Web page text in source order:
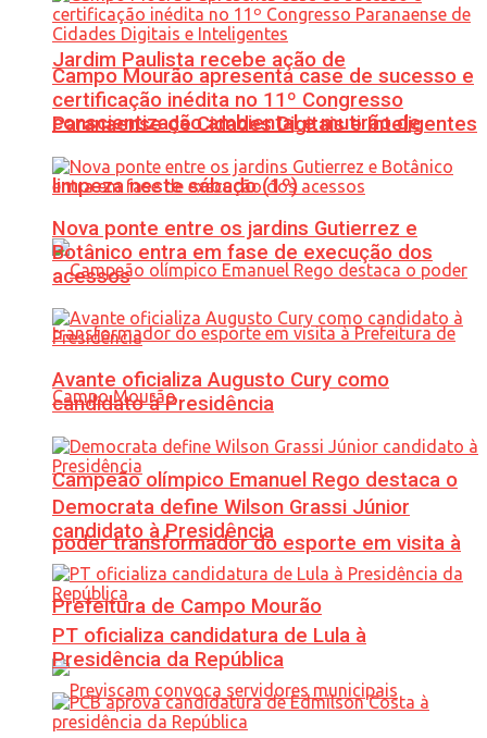
Jardim Paulista recebe ação de
conscientização ambiental e mutirão de
limpeza neste sábado (1º)
Campeão olímpico Emanuel Rego destaca o
poder transformador do esporte em visita à
Prefeitura de Campo Mourão
Campo Mourão apresenta case de sucesso e
certificação inédita no 11º Congresso
Paranaense de Cidades Digitais e Inteligentes
Nova ponte entre os jardins Gutierrez e
Botânico entra em fase de execução dos
acessos
Avante oficializa Augusto Cury como
candidato à Presidência
Democrata define Wilson Grassi Júnior
candidato à Presidência
PT oficializa candidatura de Lula à
Presidência da República